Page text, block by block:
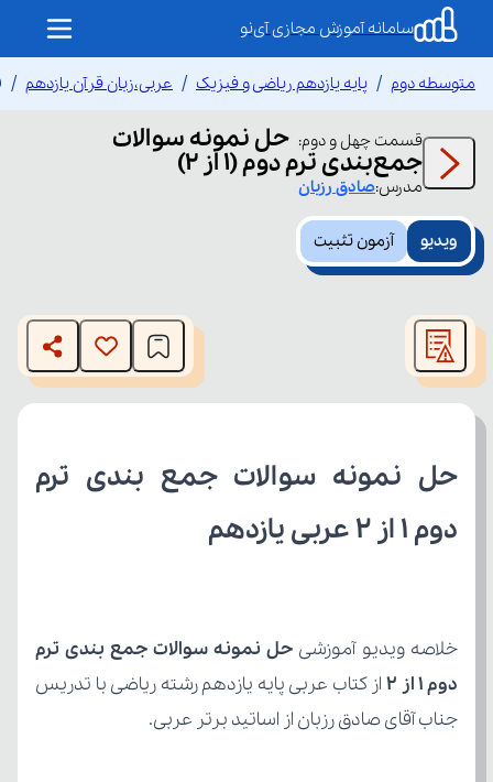
سامانه آموزش مجازی آی‌نو
متوسطه دوم پایه یازدهم ریاضی و فیزیک عربی،زبان قرآن یازدهم
قسمت چهل و دوم: حل نمونه سوالات
جمع‌بندی ترم دوم (1 از 2)
مدرس:صادق رزبان
ویدیو آزمون تثبیت
modal
window.
The media could not be loaded, either because the server
or network failed or because the format is not supported.
دوم 1 از 2 عربی یازدهم
خلاصه ویدیو آموزشی
دوم 1 از 2
جناب آقای صادق رزبان از اساتید برتر عربی.